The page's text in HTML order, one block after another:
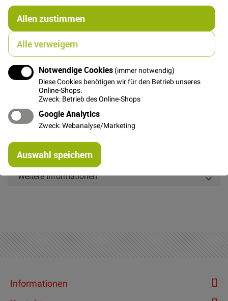
Allen zustimmen
Alle verweigern
Notwendige Cookies (immer notwendig)
Diese Cookies benötigen wir für den Betrieb unseres
Online-Shops.
Zweck: Betrieb des Online-Shops
Google Analytics
Zweck: Webanalyse/Marketing
Auswahl speichern
20,00 €
Menge
Details
Fell Länge ca. 5 cm
Weitere Informationen
Informationen